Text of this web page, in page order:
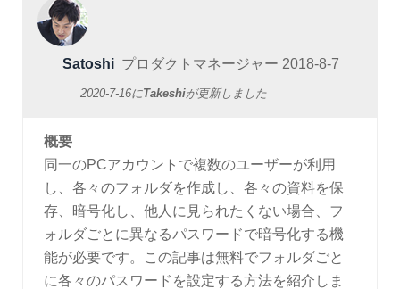
Satoshi プロダクトマネージャー 2018-8-7
2020-7-16にTakeshiが更新しました
概要
同一のPCアカウントで複数のユーザーが利用
し、各々のフォルダを作成し、各々の資料を保
存、暗号化し、他人に見られたくない場合、フ
ォルダごとに異なるパスワードで暗号化する機
能が必要です。この記事は無料でフォルダごと
に各々のパスワードを設定する方法を紹介しま